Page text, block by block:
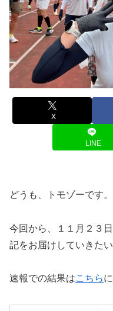
X
LINE
どうも、トモゾーです。
今回から、１１月２３
記をお届けしていきたい
速報での結果はこちら